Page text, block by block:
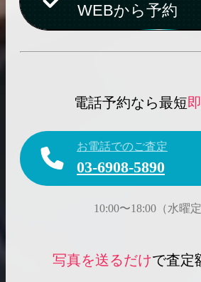
WEBから予約
電話予約なら最短
お電話でのご査定
03-6908-5890
10:00〜18:00（水曜定
写真を送るだけで査定